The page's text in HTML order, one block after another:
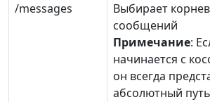
/messages
Выбирает
сообщений
Примечание:
начинается с
он всегда
абсолютный